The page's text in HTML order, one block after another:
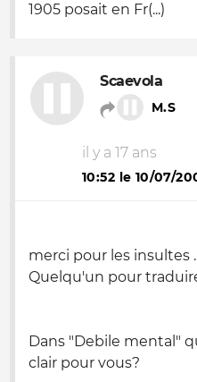
1905 posait en Fr(...)
Scaevola
M.S
il y a 17 ans
10:52 le 10/07/
merci pour les insultes
Quelqu'un pour
Dans "Debile mental"
clair pour vous?